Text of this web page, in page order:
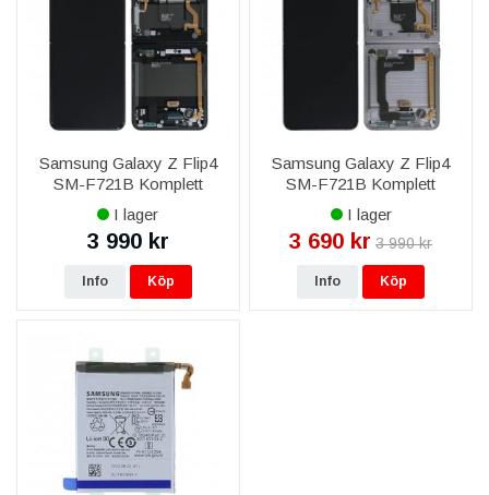
Samsung Galaxy Z Flip4
SM-F721B Komplett
Display med Ram Original -
Blå
I lager
3 990 kr
Info Köp
Samsung Galaxy Z Flip4
SM-F721B Komplett
Display med Ram Original -
Vit
I lager
3 690 kr 3 990 kr
Info Köp